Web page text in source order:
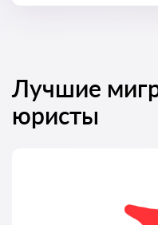
Лучшие
юристы